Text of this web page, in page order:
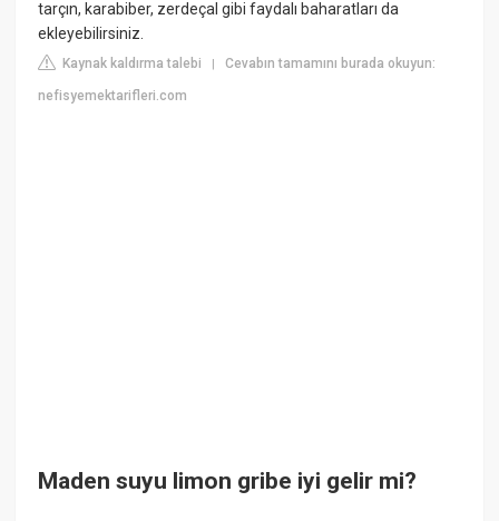
tarçın, karabiber, zerdeçal gibi faydalı baharatları da
ekleyebilirsiniz.
Kaynak kaldırma talebi |Cevabın tamamını burada okuyun:
nefisyemektarifleri.com
Maden suyu limon gribe iyi gelir mi?